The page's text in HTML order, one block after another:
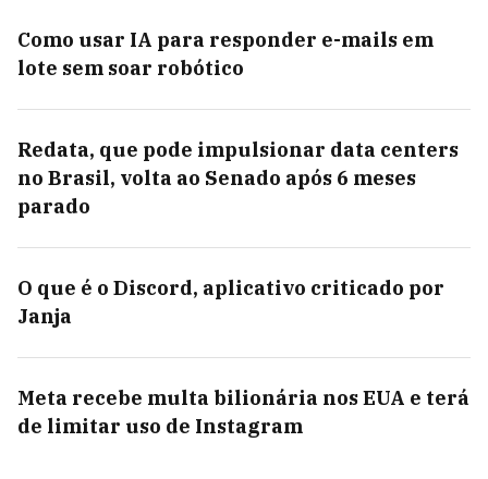
Como usar IA para responder e-mails em
lote sem soar robótico
Redata, que pode impulsionar data centers
no Brasil, volta ao Senado após 6 meses
parado
O que é o Discord, aplicativo criticado por
Janja
Meta recebe multa bilionária nos EUA e terá
de limitar uso de Instagram